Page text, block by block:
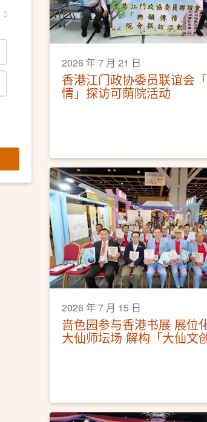
5
2026 年 7 月 21 日
香港江门政协委员联谊会
情」探访可荫院活动
2026 年 7 月 15 日
啬色园参与香港书展 展位
大仙师坛场 解构「大仙文